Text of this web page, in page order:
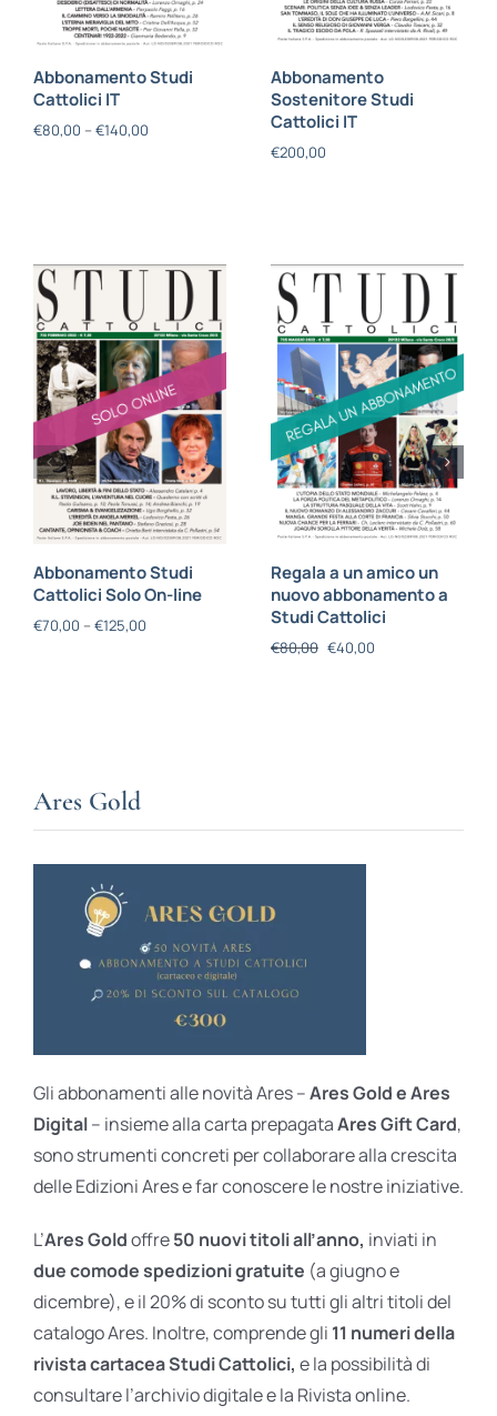
Abbonamento Studi
Cattolici IT
€80,00 – €140,00
Abbonamento
Sostenitore Studi
Cattolici IT
€200,00
Abbonamento Studi
Cattolici Solo On-line
€70,00 – €125,00
Regala a un amico un
nuovo abbonamento a
Studi Cattolici
€80,00 €40,00
Ares Gold
Gli abbonamenti alle novità Ares –Ares Gold e Ares
Digital– insieme alla carta prepagataAres Gift Card,
sono strumenti concreti per collaborare alla crescita
delle Edizioni Ares e far conoscere le nostre iniziative.
L’Ares Goldoffre50 nuovi titoli all’anno, inviati in
due comode spedizioni gratuite (a giugno e
dicembre), e il 20% di sconto su tutti gli altri titoli del
catalogo Ares. Inoltre, comprende gli 11 numeri della
rivista cartacea Studi Cattolici, e la possibilità di
consultare l’archivio digitale e la Rivista online.